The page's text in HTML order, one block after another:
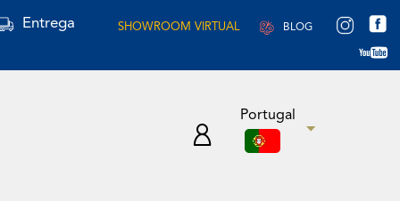
Entrega
SHOWROOM VIRTUAL BLOG
Portugal